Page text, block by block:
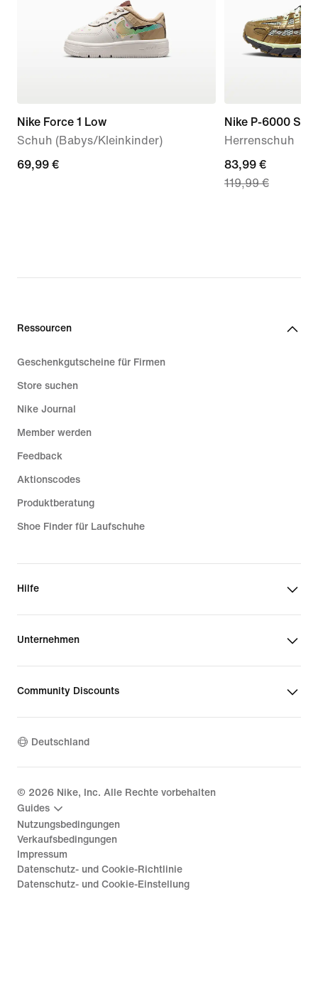
Nike Force 1 Low
Schuh (Babys/Kleinkinder)
69,99 €
69,99 €
Nike P-6000 SE
Herrenschuh
current
price
83,99 €
119,99 €
Ressourcen
Geschenkgutscheine für Firmen
Store suchen
Nike Journal
Member werden
Feedback
Aktionscodes
Produktberatung
Shoe Finder für Laufschuhe
Hilfe
Unternehmen
Community Discounts
Deutschland
© 2026 Nike, Inc. Alle Rechte vorbehalten
Guides
Nutzungsbedingungen
Verkaufsbedingungen
Impressum
Datenschutz- und Cookie-Richtlinie
Datenschutz- und Cookie-Einstellung